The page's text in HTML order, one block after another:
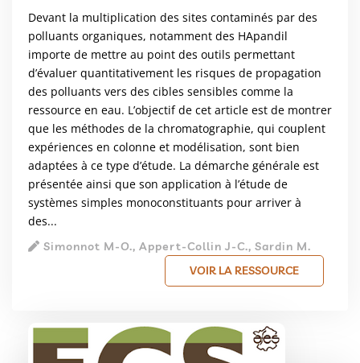
Devant la multiplication des sites contaminés par des
polluants organiques, notamment des HApandil
importe de mettre au point des outils permettant
d’évaluer quantitativement les risques de propagation
des polluants vers des cibles sensibles comme la
ressource en eau. L’objectif de cet article est de montrer
que les méthodes de la chromatographie, qui couplent
expériences en colonne et modélisation, sont bien
adaptées à ce type d’étude. La démarche générale est
présentée ainsi que son application à l’étude de
systèmes simples monoconstituants pour arriver à
des...
Simonnot M-O., Appert-Collin J-C., Sardin M.
VOIR LA RESSOURCE